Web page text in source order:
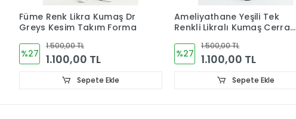
Füme Renk Likra Kumaş Dr
Greys Kesim Takım Forma
%27
1.500,00 TL
1.100,00 TL
Sepete Ekle
Ameliyathane Yeşili Tek
Renkli Likralı Kumaş Cerrahi
%27
1.500,00 TL
1.100,00 TL
Sepete Ekle